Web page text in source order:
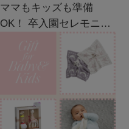
ママもキッズも準備
OK！ 卒入園セレモニー